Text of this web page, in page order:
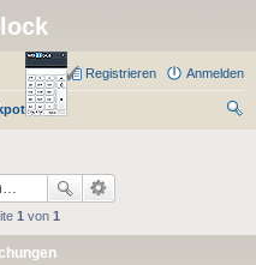
Anmelden
Registrieren
1 von 1